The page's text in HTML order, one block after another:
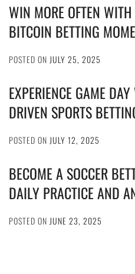
WIN MORE OFTEN
BITCOIN BETTING
POSTED ON JULY 25, 2025
EXPERIENCE GAME
DRIVEN SPORTS
POSTED ON JULY 12, 2025
BECOME A SOCCER
DAILY PRACTICE AND
POSTED ON JUNE 23, 2025